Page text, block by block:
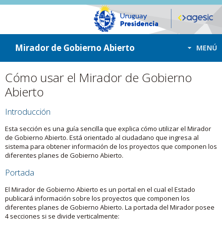
ir a contenido
ir al menú
Mirador de Gobierno Abierto MENÚ
Cómo usar el Mirador de Gobierno
Abierto
Introducción
Esta sección es una guía sencilla que explica cómo utilizar el Mirador
de Gobierno Abierto. Está orientado al ciudadano que ingresa al
sistema para obtener información de los proyectos que componen los
diferentes planes de Gobierno Abierto.
Portada
El Mirador de Gobierno Abierto es un portal en el cual el Estado
publicará información sobre los proyectos que componen los
diferentes planes de Gobierno Abierto. La portada del Mirador posee
4 secciones si se divide verticalmente: